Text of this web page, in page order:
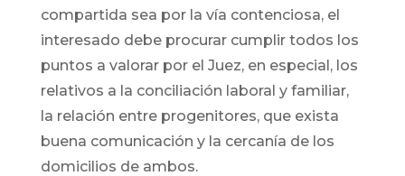
compartida sea por la vía contenciosa, el
interesado debe procurar cumplir todos los
puntos a valorar por el Juez, en especial, los
relativos a la conciliación laboral y familiar,
la relación entre progenitores, que exista
buena comunicación y la cercanía de los
domicilios de ambos.